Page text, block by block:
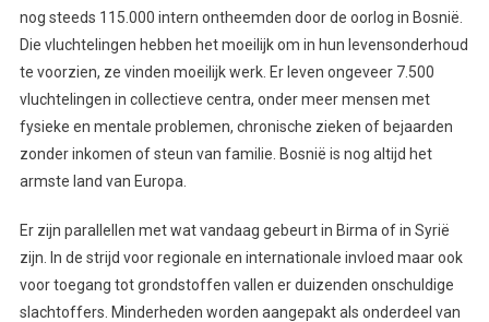
nog steeds 115.000 intern ontheemden door de oorlog in Bosnië.
Die vluchtelingen hebben het moeilijk om in hun levensonderhoud
te voorzien, ze vinden moeilijk werk. Er leven ongeveer 7.500
vluchtelingen in collectieve centra, onder meer mensen met
fysieke en mentale problemen, chronische zieken of bejaarden
zonder inkomen of steun van familie. Bosnië is nog altijd het
armste land van Europa.
Er zijn parallellen met wat vandaag gebeurt in Birma of in Syrië
zijn. In de strijd voor regionale en internationale invloed maar ook
voor toegang tot grondstoffen vallen er duizenden onschuldige
slachtoffers. Minderheden worden aangepakt als onderdeel van